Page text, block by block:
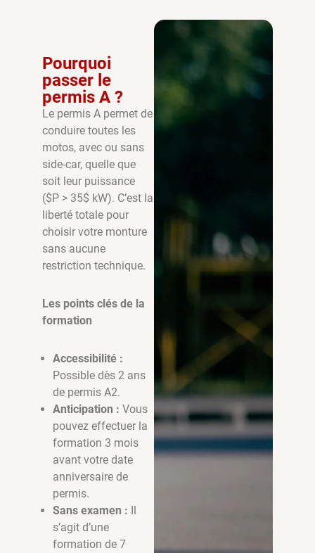
Pourquoi
passer le
permis A ?
Le permis A permet de
conduire toutes les
motos, avec ou sans
side-car, quelle que
soit leur puissance
($P > 35$ kW). C’est la
liberté totale pour
choisir votre monture
sans aucune
restriction technique.
Les points clés de la
formation
Accessibilité :
Possible dès 2 ans
de permis A2.
Anticipation : Vous
pouvez effectuer la
formation 3 mois
avant votre date
anniversaire de
permis.
Sans examen : Il
s’agit d’une
formation de 7